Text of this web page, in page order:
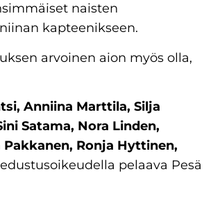
naisten
kapteenikseen.
arvoinen aion myös olla,
Anniina Marttila, Silja
Satama, Nora Linden,
Ronja Hyttinen,
pelaava Pesä